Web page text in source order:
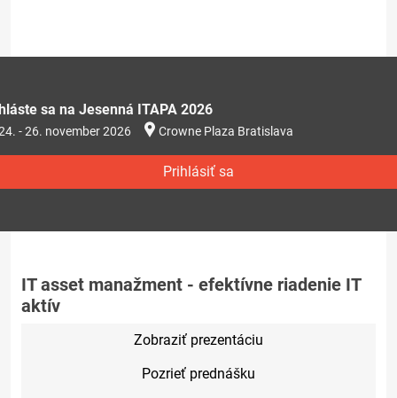
sa na Jesenná ITAPA 2026
- 26. november 2026 Crowne Plaza Bratislava
Prihlásiť sa
IT asset manažment - efektívne riadenie IT
aktív
Zobraziť prezentáciu
Pozrieť prednášku